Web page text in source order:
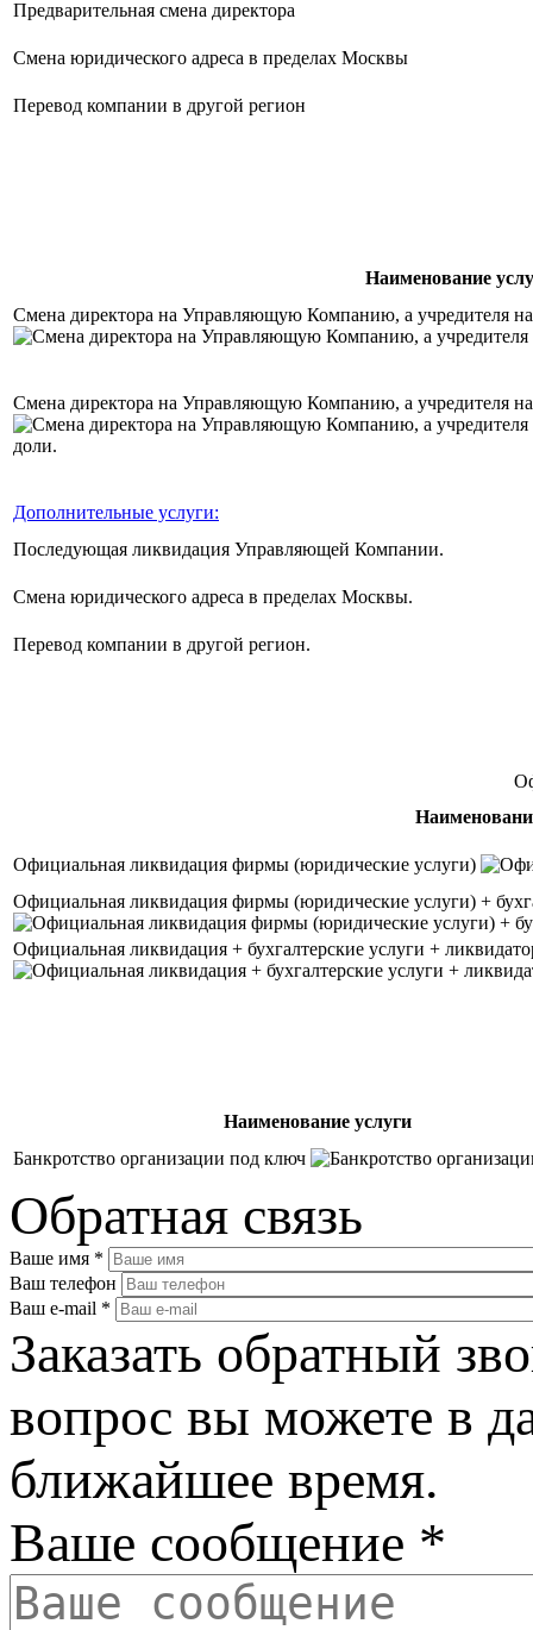
Предварительная смена директора
Смена юридического адреса в пределах Москвы
Перевод компании в другой регион
Наименование
Смена директора на Управляющую Компанию, а учредителя
Смена директора на Управляющую Компанию, а учредителя
Дополнительные услуги:
Последующая ликвидация Управляющей Компании.
Смена юридического адреса в пределах Москвы.
Перевод компании в другой регион.
Официальная ликвидация фирмы (юридические услуги)
Официальная ликвидация фирмы (юридические услуги) +
Официальная ликвидация + бухгалтерские услуги +
Наименование услуги
Банкротство организации под ключ
Обратная связь
Ваше имя *
Ваш телефон
Ваш e-mail *
Заказать обратный
вопрос вы можете в
ближайшее время.
Ваше сообщение *